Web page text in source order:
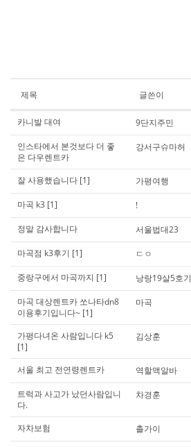
제목 글쓴이
카니발 대여 9단지주민
인스타에서 본것보다 더 좋
은 다우렌트카
강서구슈마허
잘 사용했습니다 [1] 가평여행
마곡 k3 [1] !
정말 감사합니다 서울법대23
마곡점 k3후기 [1] ㄷㅇ
중랑구에서 마곡까지 [1] 낭랑19살5호기
마곡 대상렌트카 쏘나타dn8
이용후기입니다~ [1]
마곡
가평다녀온 사람입니다 k5
[1]
김상훈
서울 최고 전연령렌트카 역할맥알바
트럭과 사고가 났던사람입니
다.
차경훈
자차보험 촐가이